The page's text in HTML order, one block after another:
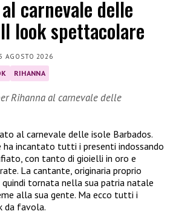
carnevale delle
look spettacolare
AGOSTO 2026
RIHANNA
Rihanna al carnevale delle
al carnevale delle isole Barbados.
ha incantato tutti i presenti indossando
con tanto di gioielli in oro e
La cantante, originaria proprio
quindi tornata nella sua patria natale
alla sua gente. Ma ecco tutti i
da favola.